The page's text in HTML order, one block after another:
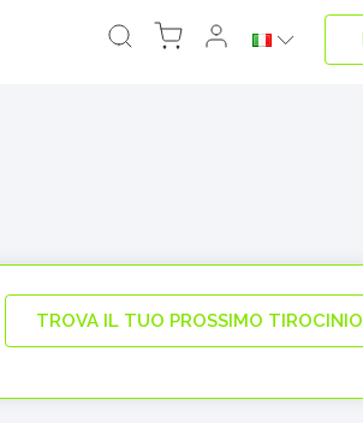
TROVA IL TUO PROSSIMO TIROCINIO